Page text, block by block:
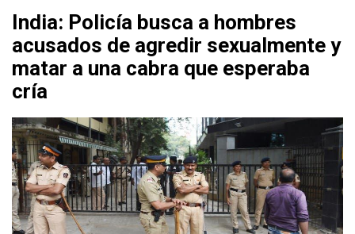
India: Policía busca a hombres
acusados de agredir sexualmente y
matar a una cabra que esperaba
cría